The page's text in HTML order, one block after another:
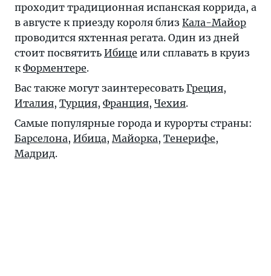
проходит традиционная испанская коррида, а
в августе к приезду короля близ Кала-Майор
проводится яхтенная регата. Один из дней
стоит посвятить Ибице или сплавать в круиз
к Форментере.
Вас также могут заинтересовать Греция,
Италия, Турция, Франция, Чехия.
Самые популярные города и курорты страны:
Барселона, Ибица, Майорка, Тенерифе,
Мадрид.